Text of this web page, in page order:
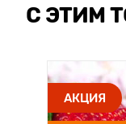
С ЭТИМ
АКЦИЯ